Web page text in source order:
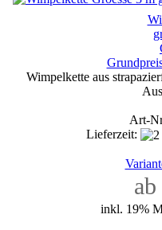
Wimpelkette aus
Art-
Lieferzeit:
inkl. 19%